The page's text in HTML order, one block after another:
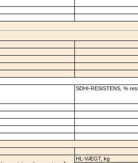
SDHI-RESISTENS, %
HL-VÆGT, kg